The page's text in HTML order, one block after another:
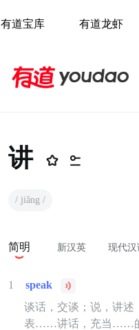
有道宝库 有道龙虾
讲
/ jiǎng /
简明 新汉英 现代汉
1
speak
谈话，交谈；说，讲述
表……讲话，充当……的